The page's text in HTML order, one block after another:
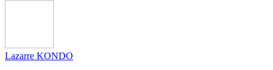
Lazarre KONDO